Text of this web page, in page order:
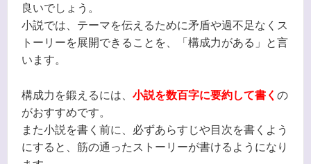
良いでしょう。
小説では、テーマを伝えるために矛盾や過不足なくス
トーリーを展開できることを、「構成力がある」と言
います。
構成力を鍛えるには、 小説を数百字に要約して書く の
がおすすめです。
また小説を書く前に、必ずあらすじや目次を書くよう
にすると、筋の通ったストーリーが書けるようになり